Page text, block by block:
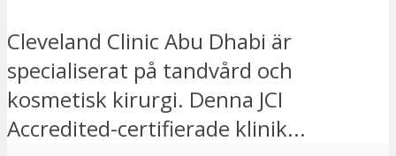
Cleveland Clinic Abu Dhabi är
specialiserat på tandvård och
kosmetisk kirurgi. Denna JCI
Accredited-certifierade klinik...